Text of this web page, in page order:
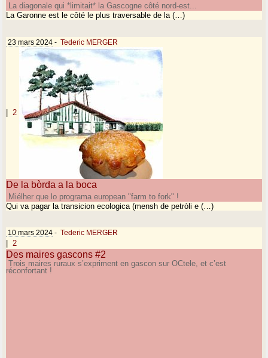
La diagonale qui *limitait* la Gascogne côté nord-est...
La Garonne est le côté le plus traversable de la (…)
23 mars 2024 - Tederic MERGER
| 2
De la bòrda a la boca
Miélher que lo programa european "farm to fork" !
Qui va pagar la transicion ecologica (mensh de petròli e (…)
10 mars 2024 - Tederic MERGER
2
Des maires gascons #2
Trois maires ruraux s’expriment en gascon sur OCtele, et c’est
réconfortant !